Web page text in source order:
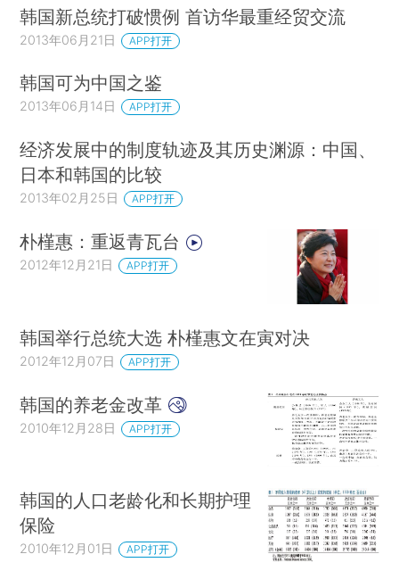
韩国新总统打破惯例 首访华最重经贸交流
2013年06月21日 APP打开
韩国可为中国之鉴
2013年06月14日 APP打开
经济发展中的制度轨迹及其历史渊源：中国、
日本和韩国的比较
2013年02月25日 APP打开
朴槿惠：重返青瓦台
2012年12月21日 APP打开
韩国举行总统大选 朴槿惠文在寅对决
2012年12月07日 APP打开
韩国的养老金改革
2010年12月28日 APP打开
韩国的人口老龄化和长期护理
保险
2010年12月01日 APP打开